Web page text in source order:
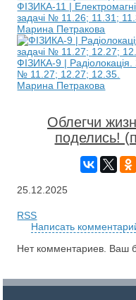
ФІЗИКА-11 |
задачі № 11.26; 11.31;
Марина Петракова
ФІЗИКА-9 | Радіолокація.
№ 11.27; 12.27; 12.35.
Марина Петракова
Облегчи
поделись!
25.12.2025
RSS
Написать
Нет комментариев. Ваш